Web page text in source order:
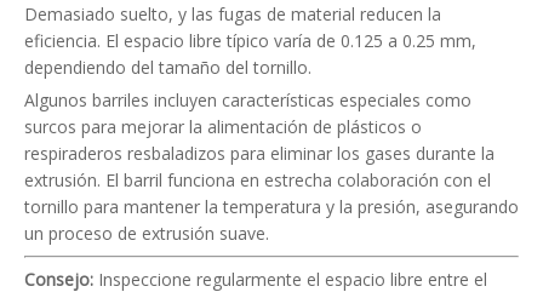
Demasiado suelto, y las fugas de material reducen la
eficiencia. El espacio libre típico varía de 0.125 a 0.25 mm,
dependiendo del tamaño del tornillo.
Algunos barriles incluyen características especiales como
surcos para mejorar la alimentación de plásticos o
respiraderos resbaladizos para eliminar los gases durante la
extrusión. El barril funciona en estrecha colaboración con el
tornillo para mantener la temperatura y la presión, asegurando
un proceso de extrusión suave.
Consejo: Inspeccione regularmente el espacio libre entre el